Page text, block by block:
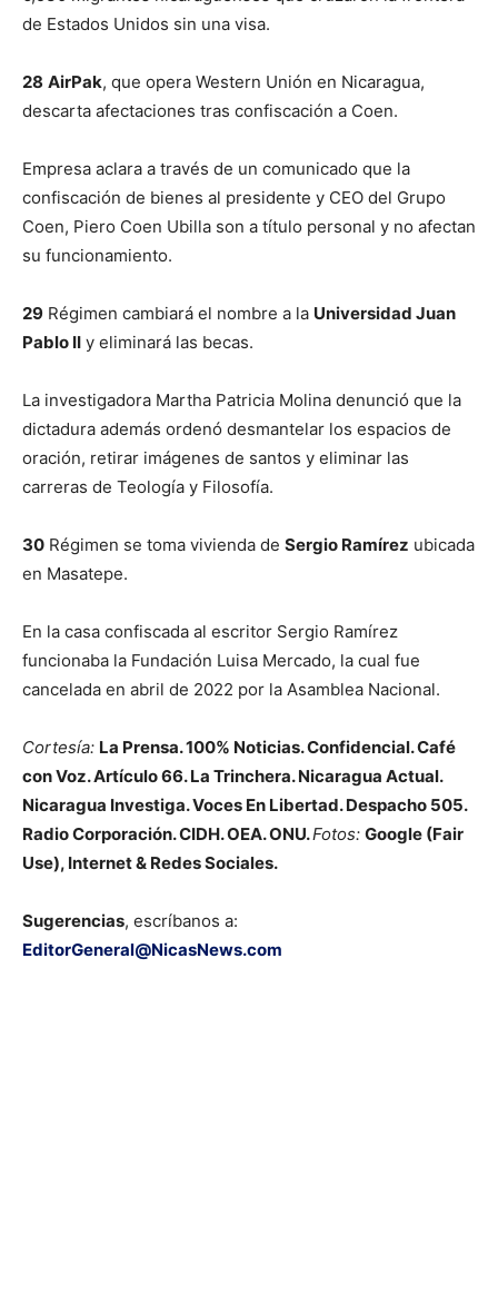
de Estados Unidos sin una visa.
28 AirPak, que opera Western Unión en Nicaragua,
descarta afectaciones tras confiscación a Coen.
Empresa aclara a través de un comunicado que la
confiscación de bienes al presidente y CEO del Grupo
Coen, Piero Coen Ubilla son a título personal y no afectan
su funcionamiento.
29 Régimen cambiará el nombre a la Universidad Juan
Pablo II y eliminará las becas.
La investigadora Martha Patricia Molina denunció que la
dictadura además ordenó desmantelar los espacios de
oración, retirar imágenes de santos y eliminar las
carreras de Teología y Filosofía.
30 Régimen se toma vivienda de Sergio Ramírez ubicada
en Masatepe.
En la casa confiscada al escritor Sergio Ramírez
funcionaba la Fundación Luisa Mercado, la cual fue
cancelada en abril de 2022 por la Asamblea Nacional.
Cortesía: La Prensa. 100% Noticias. Confidencial. Café
con Voz. Artículo 66. La Trinchera. Nicaragua Actual.
Nicaragua Investiga. Voces En Libertad. Despacho 505.
Radio Corporación. CIDH. OEA. ONU.Fotos: Google (Fair
Use), Internet & Redes Sociales.
Sugerencias, escríbanos a:
EditorGeneral@NicasNews.com